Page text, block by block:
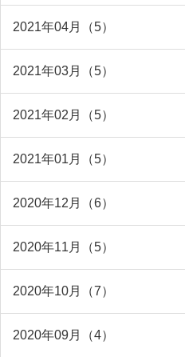
2021年04月（5）
2021年03月（5）
2021年02月（5）
2021年01月（5）
2020年12月（6）
2020年11月（5）
2020年10月（7）
2020年09月（4）